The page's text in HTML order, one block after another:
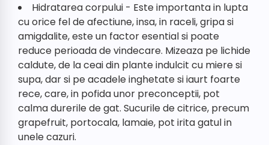
Hidratarea corpului - Este importanta in lupta
cu orice fel de afectiune, insa, in raceli, gripa si
amigdalite, este un factor esential si poate
reduce perioada de vindecare. Mizeaza pe lichide
caldute, de la ceai din plante indulcit cu miere si
supa, dar si pe acadele inghetate si iaurt foarte
rece, care, in pofida unor preconceptii, pot
calma durerile de gat. Sucurile de citrice, precum
grapefruit, portocala, lamaie, pot irita gatul in
unele cazuri.